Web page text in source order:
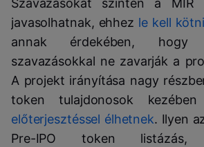
Szavazásokat szintén a MIR
javasolhatnak, ehhez le kell
annak érdekében, hogy
szavazásokkal ne zavarják a
A projekt irányítása nagy
token tulajdonosok
előterjesztéssel élhetnek. Ilyen
Pre-IPO token